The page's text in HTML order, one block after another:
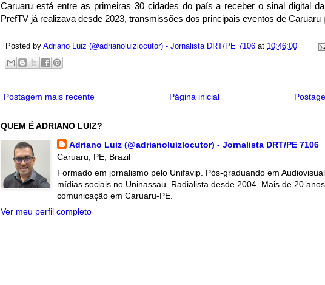
Caruaru está entre as primeiras 30 cidades do país a receber o sinal digital
PrefTV já realizava desde 2023, transmissões dos principais eventos de Caruaru
Posted by Adriano Luiz (@adrianoluizlocutor) - Jornalista DRT/PE 7106 at 10:46:00
Postagem mais recente Página inicial
QUEM É ADRIANO LUIZ?
Adriano Luiz (@adrianoluizlocutor) - Jornalista DRT/PE 7106
Caruaru, PE, Brazil
Formado em jornalismo pelo Unifavip. Pós-graduando em
mídias sociais no Uninassau. Radialista desde 2004. Mais de 20
comunicação em Caruaru-PE.
Ver meu perfil completo